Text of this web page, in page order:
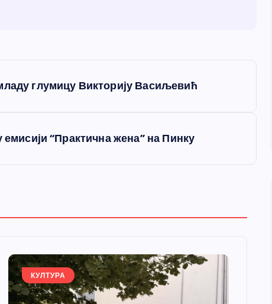
глумицу Викторију Васиљевић
“Практична жена” на Пинку
КУЛТУРА